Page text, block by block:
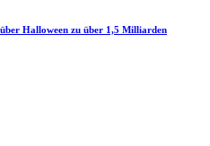
Halloween zu über 1,5 Milliarden